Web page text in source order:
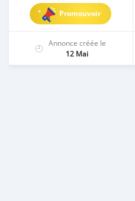
Promouvoir
Annonce créée le
12 Mai